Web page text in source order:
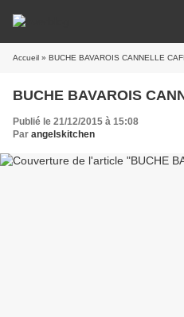
Accueil » BUCHE BAVAROIS CANNELLE
BUCHE BAVAROIS
Publié le 21/12/2015 à 15:08
Par angelskitchen